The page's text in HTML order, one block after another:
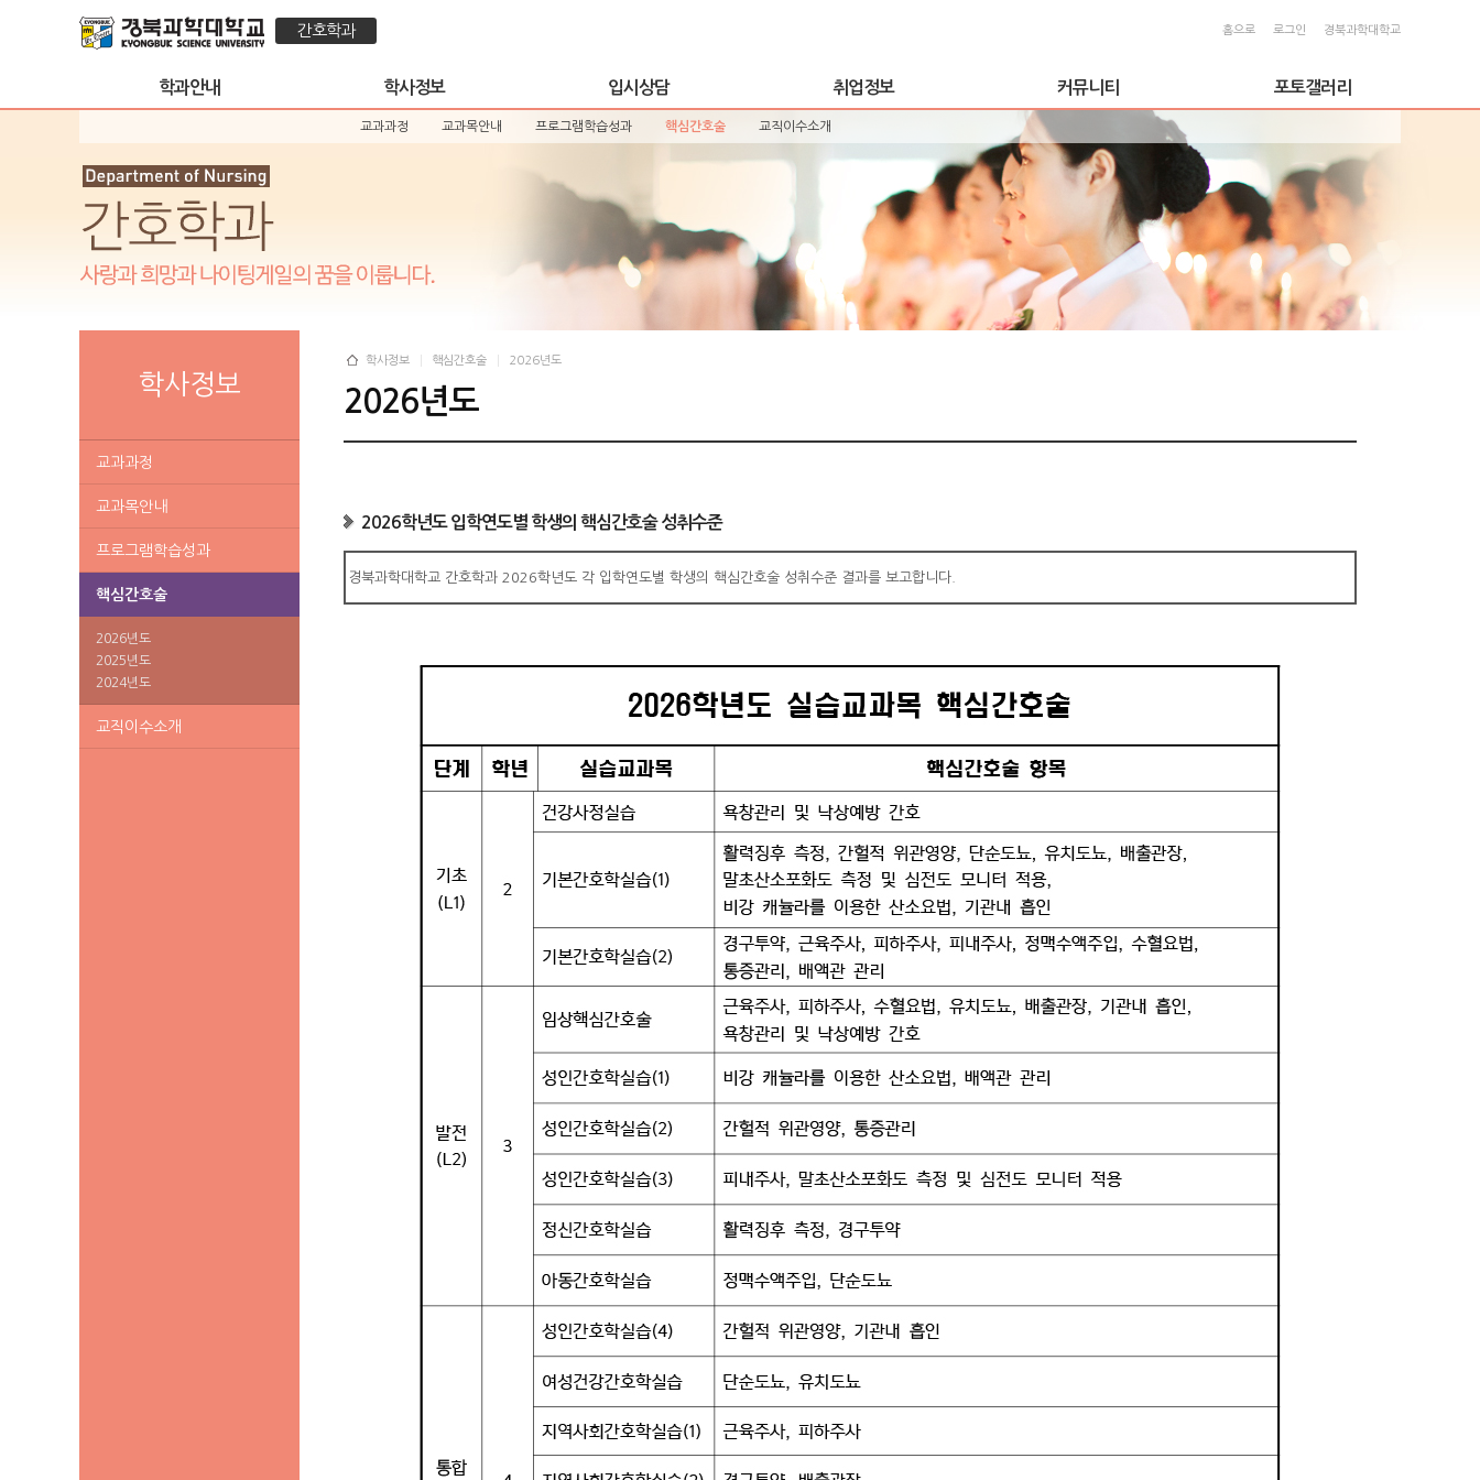
간호학과 홈으로 로그인 경북과학대학교
학과안내 학사정보
교과과정 교과목안내 프로그램학습성과 핵심간호술 교직이수소개
입시상담 취업정보 커뮤니티 포토갤러리
학사정보
교과과정
교과목안내
프로그램학습성과
핵심간호술
2026년도
2025년도
2024년도
교직이수소개
학사정보 핵심간호술 2026년도
2026년도
2026학년도 입학연도별 학생의 핵심간호술 성취수준
경북과학대학교 간호학과 2026학년도 각 입학연도별 학생의 핵심간호술 성취수준 결과를 보고합니다.